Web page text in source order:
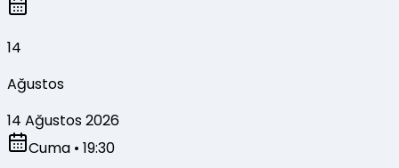
14
Ağustos
14 Ağustos 2026
Cuma • 19:30